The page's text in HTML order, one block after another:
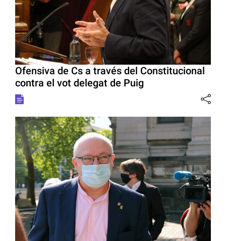
Ofensiva de Cs a través del Constitucional
contra el vot delegat de Puig